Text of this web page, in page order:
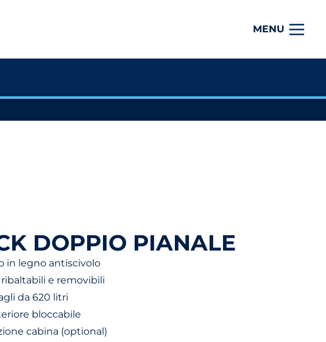
MENU
DOPPIO PIANALE
in legno antiscivolo
e removibili
da 620 litri
bloccabile
cabina (optional)